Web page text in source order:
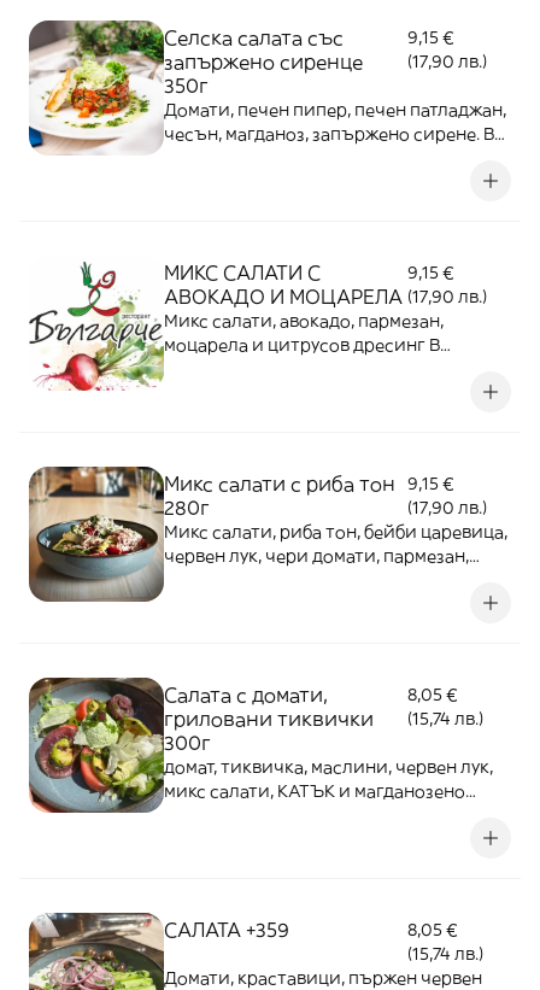
Селска салата със
запържено сиренце
350г
9,15 €
(17,90 лв.)
Домати, печен пипер, печен патладжан,
чесън, магданоз, запържено сирене. В
МИКС САЛАТИ С
АВОКАДО И МОЦАРЕЛА
9,15 €
(17,90 лв.)
Микс салати, авокадо, пармезан,
моцарела и цитрусов дресинг В
Микс салати с риба тон
280г
9,15 €
(17,90 лв.)
Микс салати, риба тон, бейби царевица,
червен лук, чери домати, пармезан,
Салата с домати,
гриловани тиквички
300г
8,05 €
(15,74 лв.)
домат, тиквичка, маслини, червен лук,
микс салати, КАТЪК и магданозено
САЛАТА +359
8,05 €
(15,74 лв.)
Домати, краставици, пържен червен